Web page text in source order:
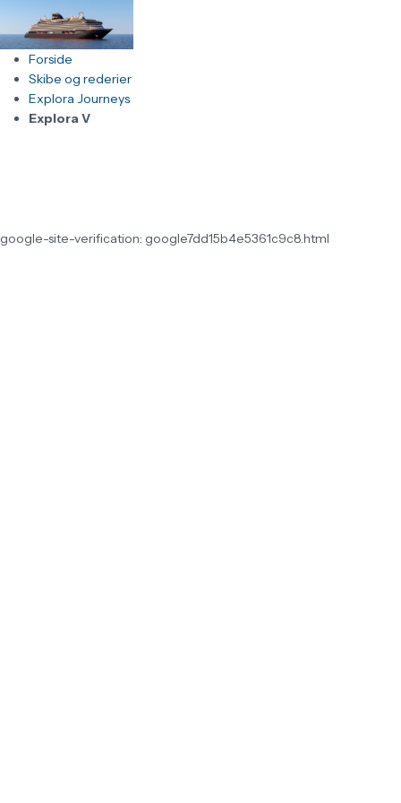
Forside
Skibe og rederier
Explora Journeys
Explora V
google-site-verification: google7dd15b4e5361c9c8.html